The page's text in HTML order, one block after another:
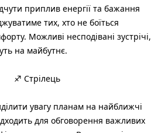
приплив енергії та бажання
тих, хто не боїться
Можливі несподівані зустрічі,
на майбутнє.
♐ Стрілець
увагу планам на найближчі
для обговорення важливих